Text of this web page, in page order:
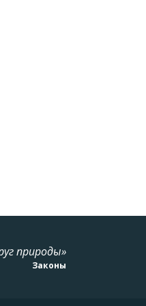
природы»
Законы